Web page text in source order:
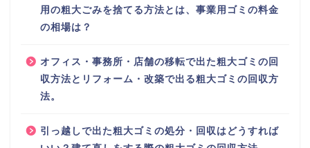
用の粗大ごみを捨てる方法とは、事業用ゴミの料金
の相場は？
オフィス・事務所・店舗の移転で出た粗大ゴミの回
収方法とリフォーム・改築で出る粗大ゴミの回収方
法。
引っ越しで出た粗大ゴミの処分・回収はどうすれば